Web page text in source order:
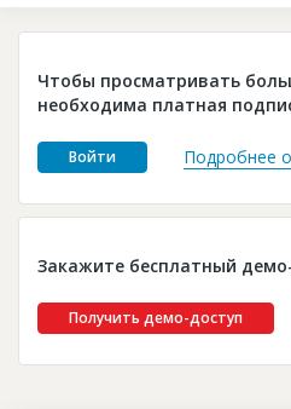
Глоссарий
Платные услуги
Пресс-релизы
Чтобы просматривать
необходима платная
Войти Подробнее
Закажите бесплатный
Получить демо-доступ